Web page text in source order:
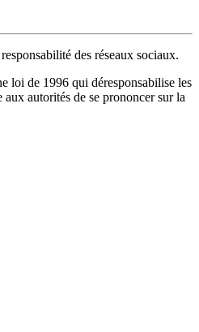
des réseaux sociaux.
loi de 1996 qui déresponsabilise les
aux autorités de se prononcer sur la